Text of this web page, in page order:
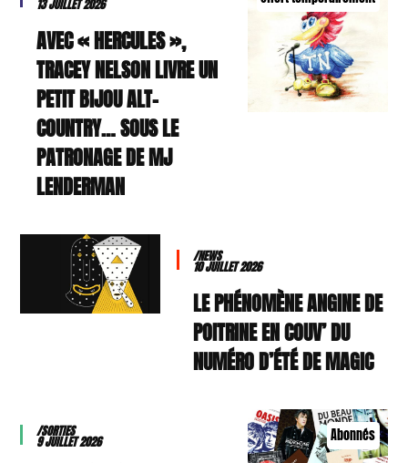
13 JUILLET 2026
AVEC « HERCULES »,
TRACEY NELSON LIVRE UN
PETIT BIJOU ALT-
COUNTRY… SOUS LE
PATRONAGE DE MJ
LENDERMAN
/NEWS
10 JUILLET 2026
LE PHÉNOMÈNE ANGINE DE
POITRINE EN COUV’ DU
NUMÉRO D’ÉTÉ DE MAGIC
Abonnés
/SORTIES
9 JUILLET 2026